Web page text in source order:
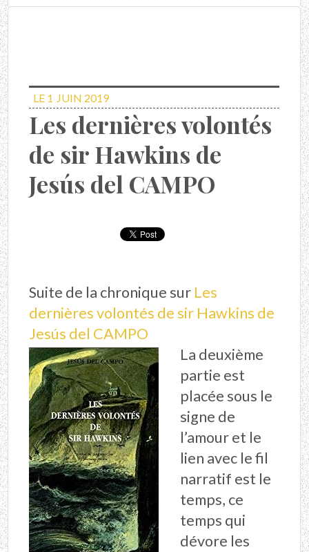
LE 1 JUIN 2019
Les dernières volontés
de sir Hawkins de
Jesús del CAMPO
Suite de la chronique sur Les
dernières volontés de sir Hawkins de
Jesús del CAMPO
La deuxième
partie est
placée sous le
signe de
l’amour et le
lien avec le fil
narratif est le
temps, ce
temps qui
dévore les